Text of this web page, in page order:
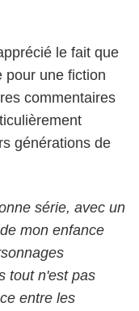
le fait que
pour une fiction
commentaires
générations de
série, avec un
mon enfance
tout n'est pas
entre les